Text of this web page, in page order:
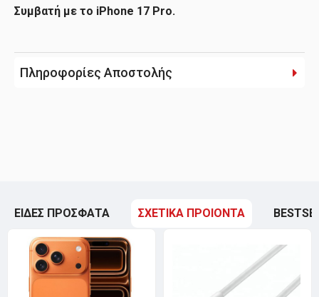
Συμβατή με το iPhone 17 Pro.
Πληροφορίες Αποστολής
ΕΙΔΕΣ ΠΡΟΣΦΑΤΑ ΣΧΕΤΙΚΑ ΠΡΟΙΟΝΤΑ